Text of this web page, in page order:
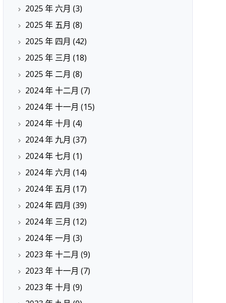
2025 年 六月 (3)
2025 年 五月 (8)
2025 年 四月 (42)
2025 年 三月 (18)
2025 年 二月 (8)
2024 年 十二月 (7)
2024 年 十一月 (15)
2024 年 十月 (4)
2024 年 九月 (37)
2024 年 七月 (1)
2024 年 六月 (14)
2024 年 五月 (17)
2024 年 四月 (39)
2024 年 三月 (12)
2024 年 一月 (3)
2023 年 十二月 (9)
2023 年 十一月 (7)
2023 年 十月 (9)